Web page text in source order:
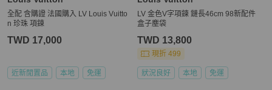
全配 含購證 法國購入 LV Louis Vuitto
n 珍珠 項鍊
TWD 17,000
近新閒置品 本地 免運
LV 金色V字項鍊 鏈長46cm 98新配件
盒子塵袋
TWD 13,800
現折 499
狀況良好 本地 免運